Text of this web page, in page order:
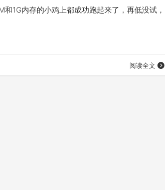
1G内存的小鸡上都成功跑起来了，再低没试，
阅读全文